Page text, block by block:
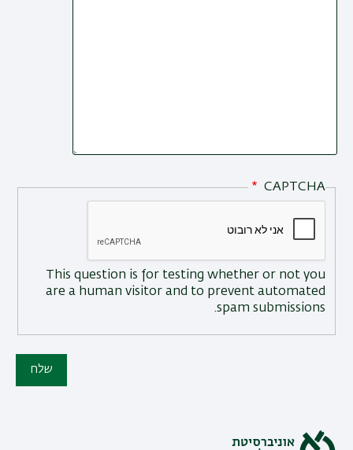
CAPTCHA
This question is for testing whether or not you
are a human visitor and to prevent automated
spam submissions.
שלח